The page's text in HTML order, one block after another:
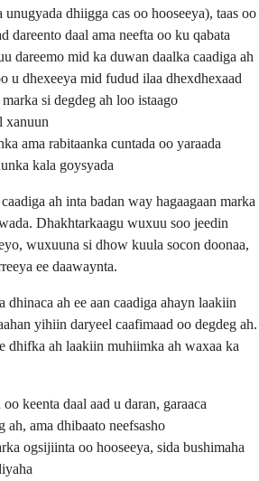
dhiigga cas oo hooseeya), taas oo
dareento daal ama neefta oo ku qabata
dareemo mid ka duwan daalka caadiga ah
u dhexeeya mid fudud ilaa dhexdhexaad
si degdeg ah loo istaago
xanuun
ama rabitaanka cuntada oo yaraada
kala goysyada
ah inta badan way hagaagaan marka
Dhakhtarkaagu wuxuu soo jeedin
wuxuuna si dhow kuula socon doonaa,
ee daawaynta.
dhinaca ah ee aan caadiga ahayn laakiin
yihiin daryeel caafimaad oo degdeg ah.
dhifka ah laakiin muhiimka ah waxaa ka
keenta daal aad u daran, garaaca
ah, ama dhibaato neefsasho
ogsijiinta oo hooseeya, sida bushimaha